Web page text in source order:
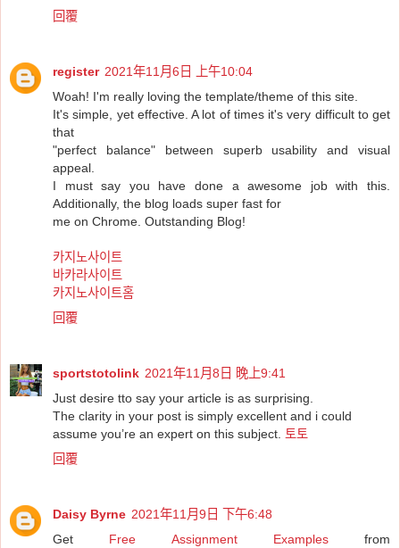
回覆
register 2021年11月6日 上午10:04
Woah! I'm really loving the template/theme of this site.
It's simple, yet effective. A lot of times it's very difficult to get
that
"perfect balance" between superb usability and visual
appeal.
I must say you have done a awesome job with this.
Additionally, the blog loads super fast for
me on Chrome. Outstanding Blog!
카지노사이트
바카라사이트
카지노사이트홈
回覆
sportstotolink 2021年11月8日 晚上9:41
Just desire tto say your article is as surprising.
The clarity in your post is simply excellent and i could
assume you’re an expert on this subject.
토토
回覆
Daisy Byrne 2021年11月9日 下午6:48
Get Free Assignment Examplesfrom